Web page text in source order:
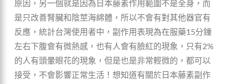
原因，另一個就是因為日本藤素作用範圍不是全身，而
是只改善腎臟和陰莖海綿體，所以不會有對其他器官有
反應，統計台灣使用者中，副作用表現為在服藥15分鐘
左右下腹會有微熱感，也有人會有臉紅的現象，只有2%
的人有頭暈眼花的現象，但是也是非常輕微的，都可以
接受，不會影響正常生活！想知道有關於日本藤素副作